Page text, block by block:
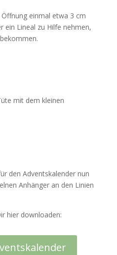
einmal etwa 3 cm
ein Lineal zu Hilfe nehmen,
mit dem kleinen
den Adventskalender nun
Anhänger an den Linien
hier downloaden: